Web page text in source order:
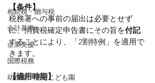
相続税・贈与税
会計基準
企業支援
国際税務
幼稚園・認定こども園
【条件】
税務署への事前の届出は必要とせず
に、消費税確定申告書にその旨を付記
することにより、「2割特例」を適用で
きます。
【適用時期】